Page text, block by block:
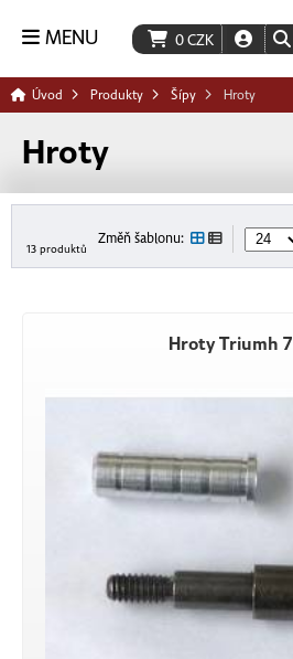
0CZK
MENU
Úvod Produkty Šípy Hroty
Hroty
13 produktů
Změň šablonu:
Hroty Triumh